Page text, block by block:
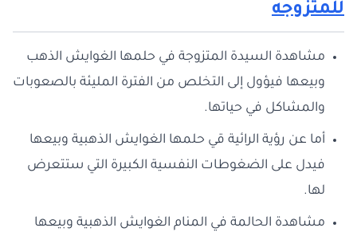
للمتزوجه
مشاهدة السيدة المتزوجة في حلمها الغوايش الذهب
وبيعها فيؤول إلى التخلص من الفترة المليئة بالصعوبات
والمشاكل في حياتها.
أما عن رؤية الرائية قي حلمها الغوايش الذهبية وبيعها
فيدل على الضغوطات النفسية الكبيرة التي ستتعرض
لها.
مشاهدة الحالمة في المنام الغوايش الذهبية وبيعها